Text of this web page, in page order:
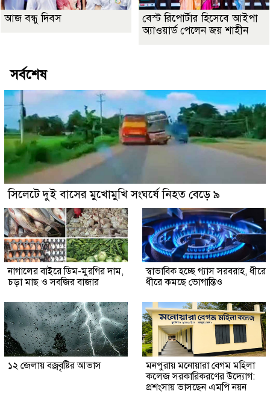
আজ বন্ধু দিবস
বেস্ট রিপোর্টার হিসেবে আইপা
অ্যাওয়ার্ড পেলেন জয় শাহীন
সর্বশেষ
সিলেটে দুই বাসের মুখোমুখি সংঘর্ষে নিহত বেড়ে ৯
নাগালের বাইরে ডিম-মুরগির দাম,
চড়া মাছ ও সবজির বাজার
স্বাভাবিক হচ্ছে গ্যাস সরবরাহ, ধীরে
ধীরে কমছে ভোগান্তিও
১২ জেলায় বজ্রবৃষ্টির আভাস
মনপুরায় মনোয়ারা বেগম মহিলা
কলেজ সরকারিকরণের উদ্যোগ:
প্রশংসায় ভাসছেন এমপি নয়ন